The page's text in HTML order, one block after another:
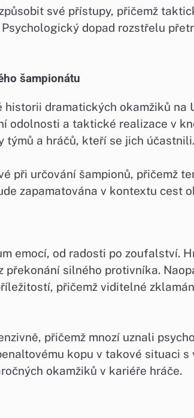
své přístupy, přičemž
dopad rozstřelu
šampionátu
dramatických okamžiků na
odolnosti a taktické realizace v
týmů a hráčů, kteří se jich účastnili.
při určování šampionů, přičemž
zapamatována v kontextu cest
emocí, od radosti po zoufalství.
překonání silného protivníka.
přičemž viditelné
přičemž mnozí uznali
kopu v takové situaci s
okamžiků v kariéře hráče.